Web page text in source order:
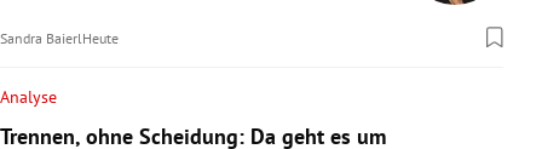
Sandra Baierl Heute
Analyse
Trennen, ohne Scheidung: Da geht es um